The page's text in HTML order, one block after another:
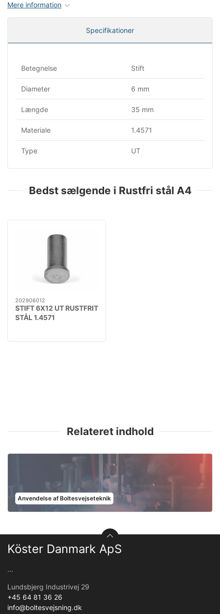
Mere information
Specifikationer
Betegnelse Stift
Diameter 6 mm
Længde 35 mm
Materiale 1.4571
Type UT
Bedst sælgende i Rustfri stål A4
202906012
STIFT 6X12 UT RUSTFRIT
STÅL 1.4571
Relateret indhold
Anvendelse af Boltesvejseteknik
Köster Danmark ApS
...
Lundsbjerg Industrivej 29
+45 64 81 36 26
info@boltesvejsning.dk